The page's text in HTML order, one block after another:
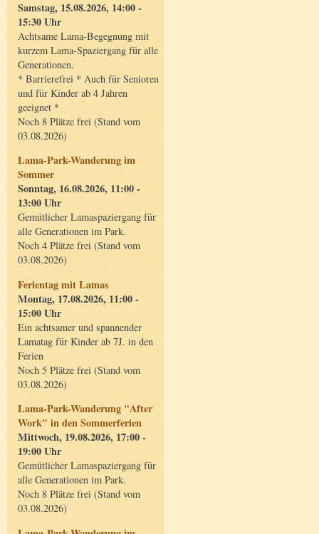
Samstag, 15.08.2026, 14:00 -
15:30 Uhr
Achtsame Lama-Begegnung mit
kurzem Lama-Spaziergang für alle
Generationen.
* Barrierefrei * Auch für Senioren
und für Kinder ab 4 Jahren
geeignet *
Noch 8 Plätze frei (Stand vom
03.08.2026)
Lama-Park-Wanderung im
Sommer
Sonntag, 16.08.2026, 11:00 -
13:00 Uhr
Gemütlicher Lamaspaziergang für
alle Generationen im Park.
Noch 4 Plätze frei (Stand vom
03.08.2026)
Ferientag mit Lamas
Montag, 17.08.2026, 11:00 -
15:00 Uhr
Ein achtsamer und spannender
Lamatag für Kinder ab 7J. in den
Ferien
Noch 5 Plätze frei (Stand vom
03.08.2026)
Lama-Park-Wanderung "After
Work" in den Sommerferien
Mittwoch, 19.08.2026, 17:00 -
19:00 Uhr
Gemütlicher Lamaspaziergang für
alle Generationen im Park.
Noch 8 Plätze frei (Stand vom
03.08.2026)